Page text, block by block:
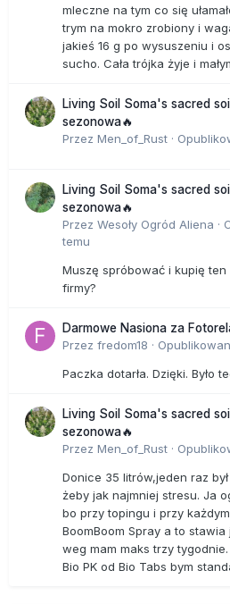
mleczne na tym co się
trym na mokro zrobiony i
jakieś 16 g po wysuszeniu i
sucho. Cała trójka żyje i
Living Soil Soma's sacred
sezonowa🔥
Przez Men_of_Rust ·
Living Soil Soma's sacred
sezonowa🔥
Przez Wesoły Ogród Aliena ·
temu
Muszę spróbować i kupię
firmy?
Darmowe Nasiona za
Przez fredom18 ·
Paczka dotarła. Dzięki. Było
Living Soil Soma's sacred
sezonowa🔥
Przez Men_of_Rust ·
Donice 35 litrów,jeden raz
żeby jak najmniej stresu. Ja
bo przy topingu i przy
BoomBoom Spray a to
weg mam maks trzy
Bio PK od Bio Tabs bym